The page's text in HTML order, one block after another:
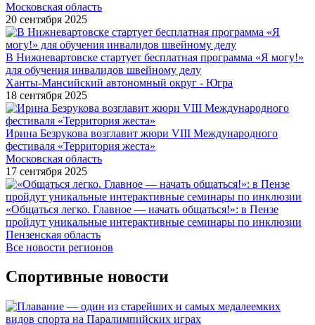
Московская область
20 сентября 2025
В Нижневартовске стартует бесплатная программа «Я могу!»
для обучения инвалидов швейному делу
Ханты-Мансийский автономный округ - Югра
18 сентября 2025
Ирина Безрукова возглавит жюри VIII Международного
фестиваля «Территория жеста»
Московская область
17 сентября 2025
«Общаться легко. Главное — начать общаться!»: в Пензе
пройдут уникальные интерактивные семинары по инклюзии
Пензенская область
Все новости регионов
Спортивные новости